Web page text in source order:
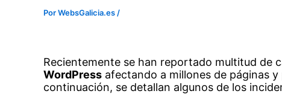
PorWebsGalicia.es /
Recientemente se han reportado multitud de
WordPress afectando a millones de páginas
continuación, se detallan algunos de los